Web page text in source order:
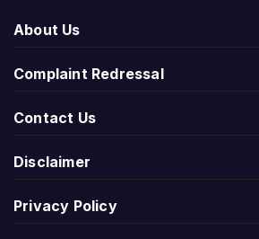
About Us
Complaint Redressal
Contact Us
Disclaimer
Privacy Policy